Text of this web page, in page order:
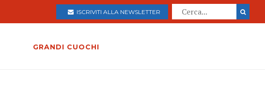
ISCRIVITI ALLA NEWSLETTER
GRANDI CUOCHI